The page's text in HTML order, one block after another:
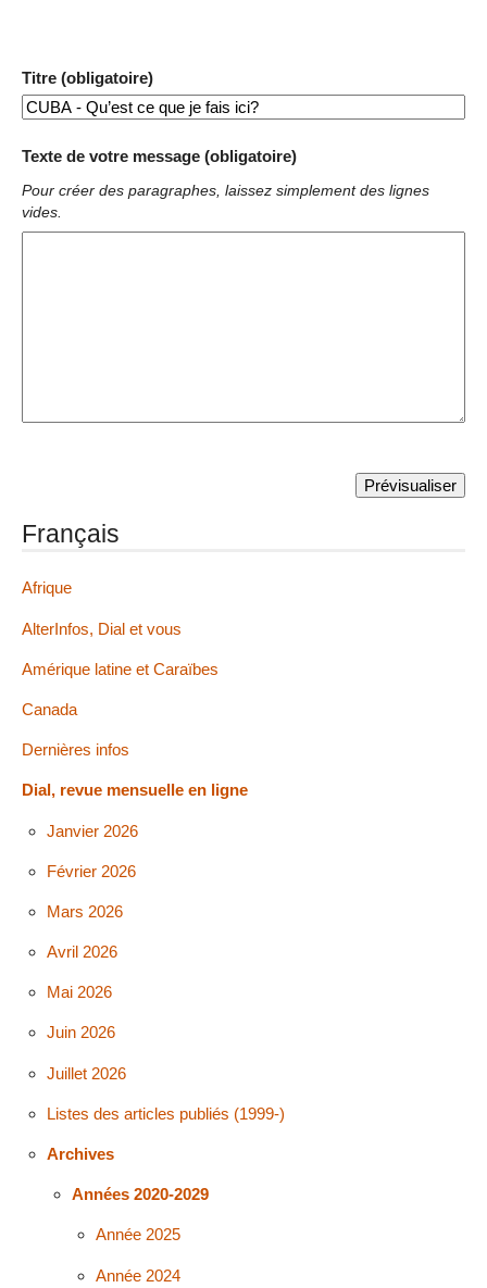
Titre (obligatoire)
Texte de votre message (obligatoire)
Pour créer des paragraphes, laissez simplement des lignes
vides.
Français
Afrique
AlterInfos, Dial et vous
Amérique latine et Caraïbes
Canada
Dernières infos
Dial, revue mensuelle en ligne
Janvier 2026
Février 2026
Mars 2026
Avril 2026
Mai 2026
Juin 2026
Juillet 2026
Listes des articles publiés (1999-)
Archives
Années 2020-2029
Année 2025
Année 2024